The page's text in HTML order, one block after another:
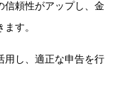
信頼性がアップし、金
す。
用し、適正な申告を行